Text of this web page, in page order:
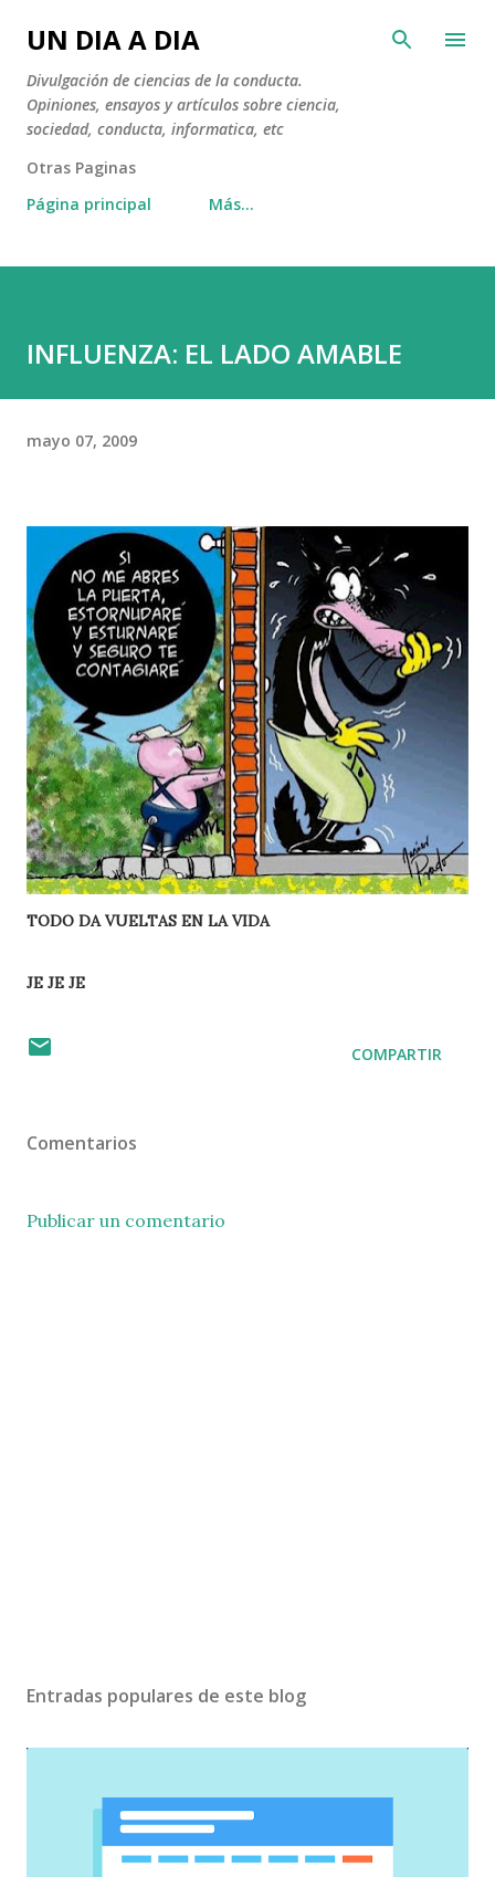
Ir al contenido principal
UN DIA A DIA
Divulgación de ciencias de la conducta.
Opiniones, ensayos y artículos sobre ciencia,
sociedad, conducta, informatica, etc
Otras Paginas
Página principal
Más…
INFLUENZA: EL LADO AMABLE
mayo 07, 2009
TODO DA VUELTAS EN LA VIDA
JE JE JE
COMPARTIR
Comentarios
Publicar un comentario
Entradas populares de este blog